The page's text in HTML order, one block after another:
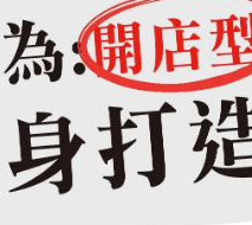
到走進廚房
回憶，某
，從端盤服務生與 洗碗工 做
、節奏、技術，還有那種